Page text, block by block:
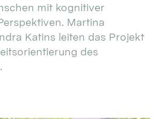
mit kognitiver
Martina
Katins leiten das Projekt
des